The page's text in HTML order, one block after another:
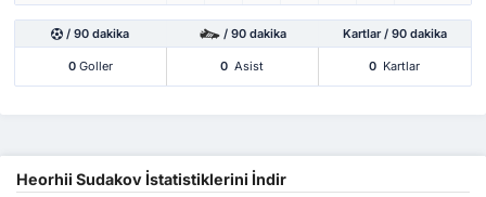
/ 90 dakika / 90 dakika Kartlar / 90 dakika
0Goller 0 Asist 0 Kartlar
Heorhii Sudakov İstatistiklerini İndir